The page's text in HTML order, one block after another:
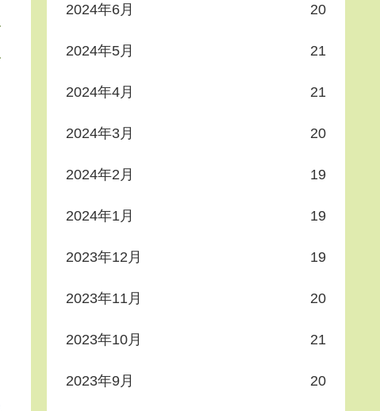
2024年6月 20
2024年5月 21
2024年4月 21
2024年3月 20
2024年2月 19
2024年1月 19
2023年12月 19
2023年11月 20
2023年10月 21
2023年9月 20